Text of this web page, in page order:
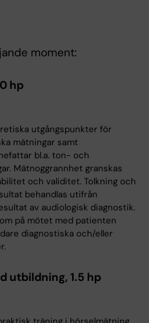
moment:
hp
utgångspunkter för
mätningar samt
bl.a. ton- och
Mätnoggrannhet granskas
och validitet. Tolkning och
behandlas utifrån
av audiologisk diagnostik.
på mötet med patienten
diagnostiska och/eller
utbildning, 1.5 hp